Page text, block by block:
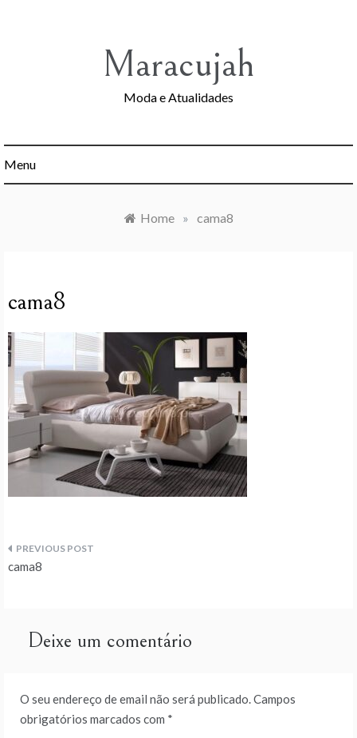
Maracujah
Moda e Atualidades
Menu
Home » cama8
cama8
Navegação
artigos
cama8
Deixe um comentário
O seu endereço de email não será publicado.Campos
obrigatórios marcados com *